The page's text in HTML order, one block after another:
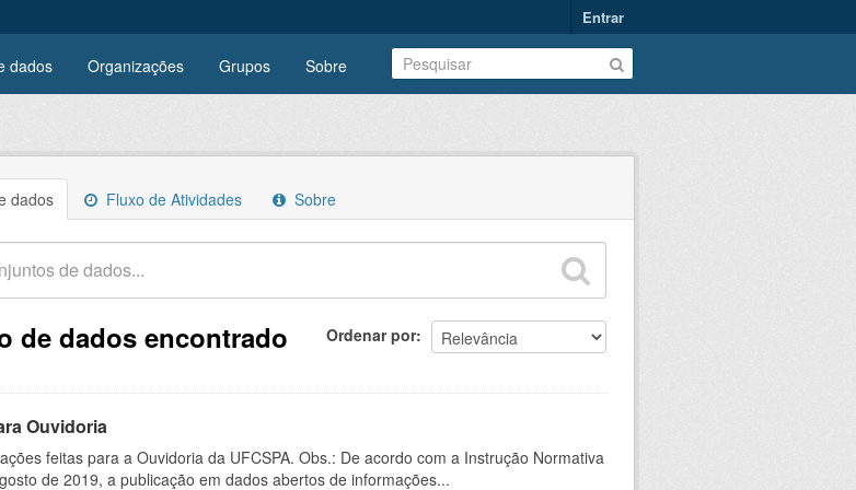
Entrar
dados Organizações Grupos Sobre
dados Fluxo de Atividades Sobre
Ordenar por
de dados encontrado
Ouvidoria
feitas para a Ouvidoria da UFCSPA. Obs.: De acordo com a Instrução Normativa
de 2019, a publicação em dados abertos de informações...